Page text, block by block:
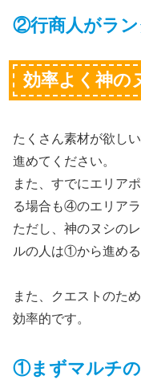
②行商人がラ
効率よく神の
たくさん素材が欲し
進めてください。
また、すでにエリア
る場合も④のエリアラ
ただし、神のヌシの
ルの人は①から進める
また、クエストのた
効率的です。
①まずマルチ